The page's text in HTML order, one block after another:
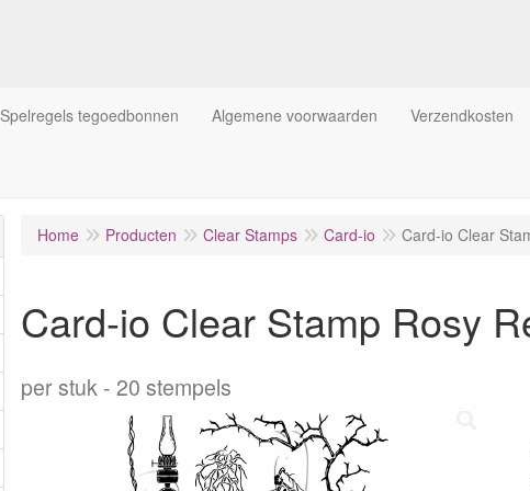
Spelregels tegoedbonnen Algemene voorwaarden Verzendkosten
Home Producten Clear Stamps Card-io Card-io Clear
Card-io Clear Stamp Rosy
per stuk 20 stempels